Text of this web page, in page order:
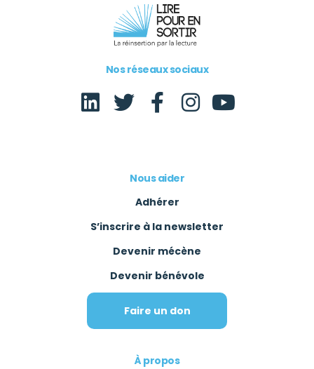
Nos réseaux sociaux
Nous aider
Adhérer
S’inscrire à la newsletter
Devenir mécène
Devenir bénévole
Faire un don
À propos